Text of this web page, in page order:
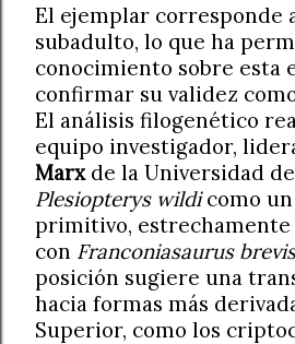
El ejemplar corresponde
subadulto, lo que ha
conocimiento sobre esta
confirmar su validez
El análisis filogenético
equipo investigador,
Marxde la Universidad
Plesiopterys wildicomo
primitivo,
con Franconiasaurus
posición sugiere una
hacia formas más
Superior, como los